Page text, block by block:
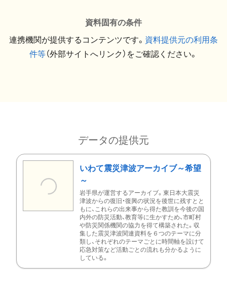
資料固有の条件
連携機関が提供するコンテンツです。 資料提供元の利用条
件等（外部サイトへリンク）をご確認ください。
データの提供元
いわて震災津波アーカイブ～希望
～
岩手県が運営するアーカイブ。東日本大震災
津波からの復旧・復興の状況を後世に残すとと
もに、これらの出来事から得た教訓を今後の国
内外の防災活動、教育等に生かすため、市町村
や防災関係機関の協力を得て構築された。収
集した震災津波関連資料を６つのテーマに分
類し、それぞれのテーマごとに時間軸を設けて
応急対策など活動ごとの流れも分かるように
している。